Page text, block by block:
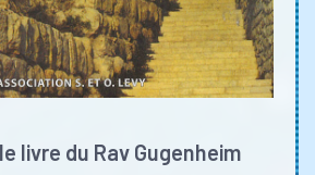
livre du Rav Gugenheim